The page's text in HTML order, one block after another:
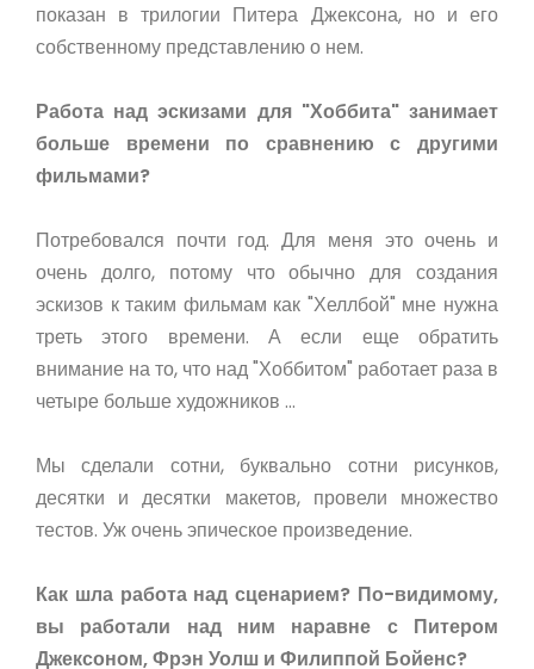
показан в трилогии Питера Джексона, но и его
собственному представлению о нем.
Работа над эскизами для "Хоббита" занимает
больше времени по сравнению с другими
фильмами?
Потребовался почти год. Для меня это очень и
очень долго, потому что обычно для создания
эскизов к таким фильмам как "Хеллбой" мне нужна
треть этого времени. А если еще обратить
внимание на то, что над "Хоббитом" работает раза в
четыре больше художников …
Мы сделали сотни, буквально сотни рисунков,
десятки и десятки макетов, провели множество
тестов. Уж очень эпическое произведение.
Как шла работа над сценарием? По-видимому,
вы работали над ним наравне с Питером
Джексоном, Фрэн Уолш и Филиппой Бойенс?